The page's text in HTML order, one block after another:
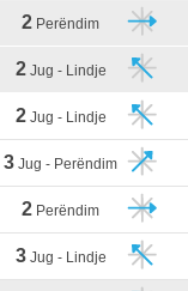
2 Perëndim
2 Jug - Lindje
2 Jug - Lindje
3 Jug - Perëndim
2 Perëndim
3 Jug - Lindje